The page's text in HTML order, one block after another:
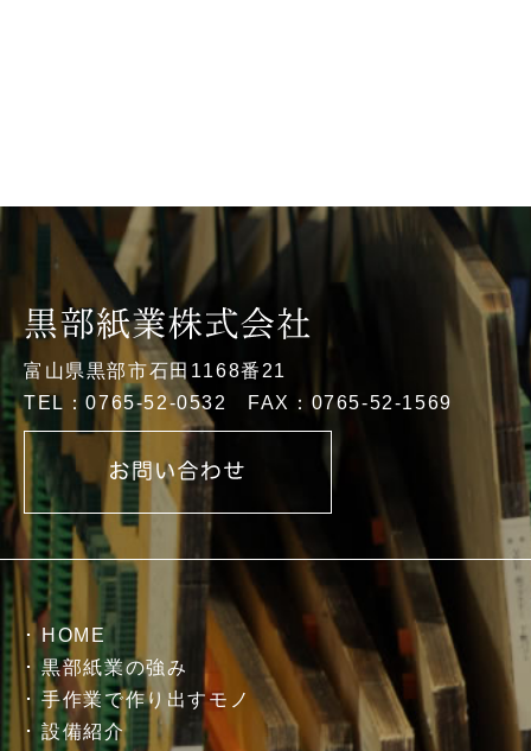
富山県黒部市石田1168番21
TEL：0765-52-0532 FAX：0765-52-1569
HOME
黒部紙業の強み
手作業で作り出すモノ
設備紹介